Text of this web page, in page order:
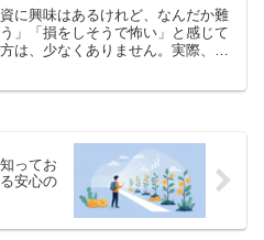
資に興味はあるけれど、なんだか難
」「損をしそうで怖い」と感じて
は、少なくありません。実際、投
ってお
安心の